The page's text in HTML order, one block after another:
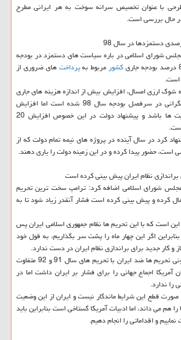
طرحی با عنوان تخصیص سرانه سوخت به هر ایرانی مطرح
حال بررسی است.
شورای اسلامی در باره سیاست های دستمزد در بودجه
كشورمربوط بهپرداختهای ضروری از
است.
شوك ارزی امسال، افزایش بیش از اندازه هزینه های جاری
دولت سبب بوجود آمدن نگرانی در سرفصل بودجه سال 98 شده است اما افزایش
حقوق باید مبتنی بر واقعیت ها باشد و پیشنهاد دولت در این خصوص افزایش 20
كرد در سال آینده در پروژه های نیمه تمام دولت كه از
حضور پیدا كرده و در این زمینه دولت را یاری دهند.
براندازی نظام ایران پیش بینی كرده است
شورای اسلامی اضافه كرد: ترامپ سخت ترین تحریم
كرده و پیش بینی كرده است فشار آنقدر زیاد شود تا به
است كه با این تحریم ها نظام جمهوری اسلامی ایران پس
اگر این چهار ماه را پشت سر بگذاریم، به قول خود
و كار جدید برای براندازی نظام ایران در دست ندارد.
وی اظهار داشت: شرایط كنونی تحریم ها ضد ایران با تحریم های سال 91 و 92 متفاوت
اجماع جهانی را برای فشار بر ایران داشت اما در
را ندارد.
صورت قطع این شرایط ماندگار نیست و ایران از این وضعیت
هم می داند، اما ادبیات آمریكا گستاخی است بنابراین باید
و اقداماتی را انجام دهیم.